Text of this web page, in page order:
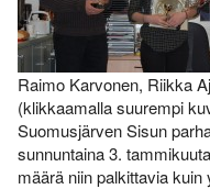
Uutiset
Kalenteri
Menneitä
Karjalan Liiton
28.8.2021
Varsinais-Suomen
8.–9.8.2020
Varsinais-Suomen AM-yö
7.9.2018
Irma
Netti-ilmo
JÄSENTEN SIVUJA
Timo Rapakko
Intranet
Flickr
RSS
Raimo Karvonen, Riikka
(klikkaamalla suurempi
Suomusjärven Sisun
sunnuntaina 3.
määrä niin palkittavia kuin